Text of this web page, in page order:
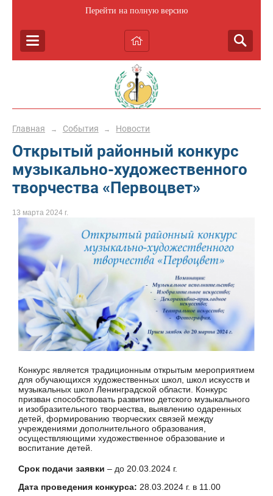
Перейти на полную версию
Главная → События → Новости
Открытый районный конкурс
музыкально-художественного
творчества «Первоцвет»
13 марта 2024 г.
Конкурс является традиционным открытым мероприятием
для обучающихся художественных школ, школ искусств и
музыкальных школ Ленинградской области. Конкурс
призван способствовать развитию детского музыкального
и изобразительного творчества, выявлению одаренных
детей, формированию творческих связей между
учреждениями дополнительного образования,
осуществляющими художественное образование и
воспитание детей.
Срок подачи заявки – до 20.03.2024 г.
Дата проведения конкурса: 28.03.2024 г. в 11.00